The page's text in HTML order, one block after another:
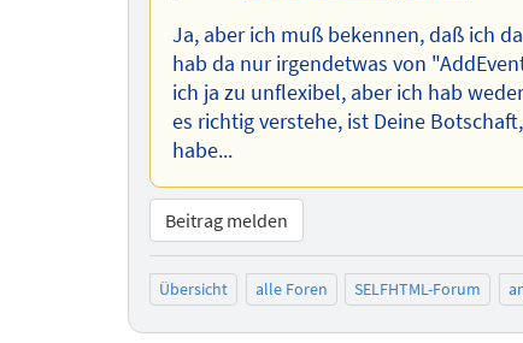
Ja, aber ich muß bekennen, daß ich
hab da nur irgendetwas von
ich ja zu unflexibel, aber ich hab
es richtig verstehe, ist Deine
habe...
Beitrag melden
Übersicht alle Foren SELFHTML-Forum